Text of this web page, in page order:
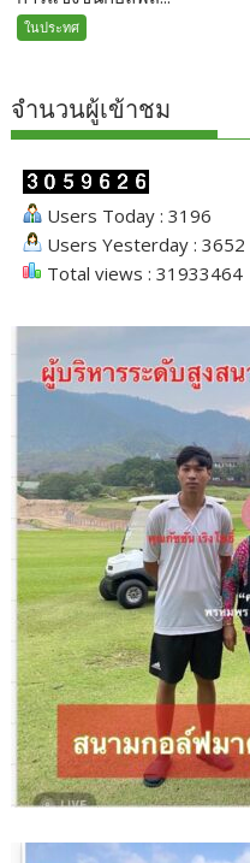
ในประทศ
จำนวนผู้เข้าชม
Users Today : 3196
Users Yesterday : 3652
Total views : 31933464